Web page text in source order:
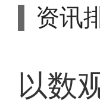
资讯
以数